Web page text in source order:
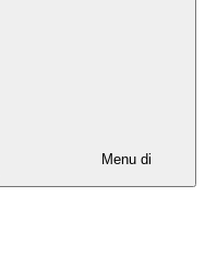
Menu di